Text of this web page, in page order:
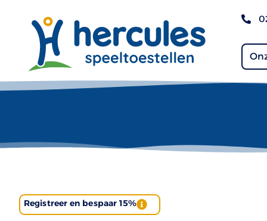
Registreer en bespaar 15%